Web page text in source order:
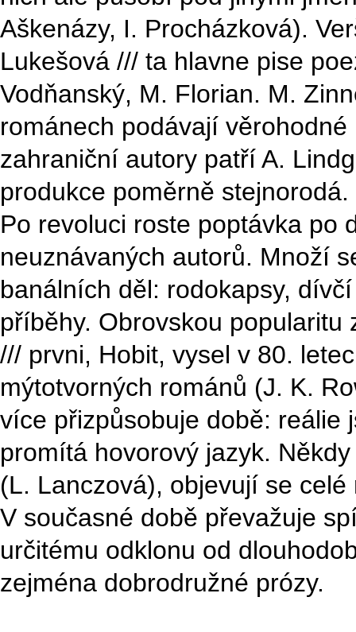
Aškenázy, I. Procházková).
Lukešová /// ta hlavne pise
Vodňanský, M. Florian. M.
románech podávají
zahraniční autory patří A.
produkce poměrně stejnorodá.
Po revoluci roste poptávka po
neuznávaných autorů. Množí
banálních děl: rodokapsy,
příběhy. Obrovskou popularitu
/// prvni, Hobit, vysel v 80.
mýtotvorných románů (J. K.
více přizpůsobuje době: reálie
promítá hovorový jazyk.
(L. Lanczová), objevují se
V současné době převažuje
určitému odklonu od
zejména dobrodružné prózy.